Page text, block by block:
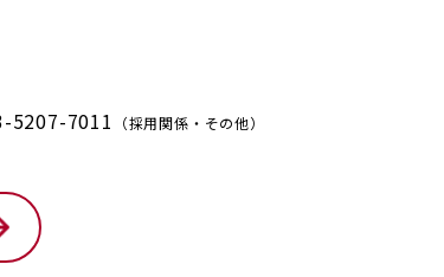
5207-7011 （採用関係・その他）